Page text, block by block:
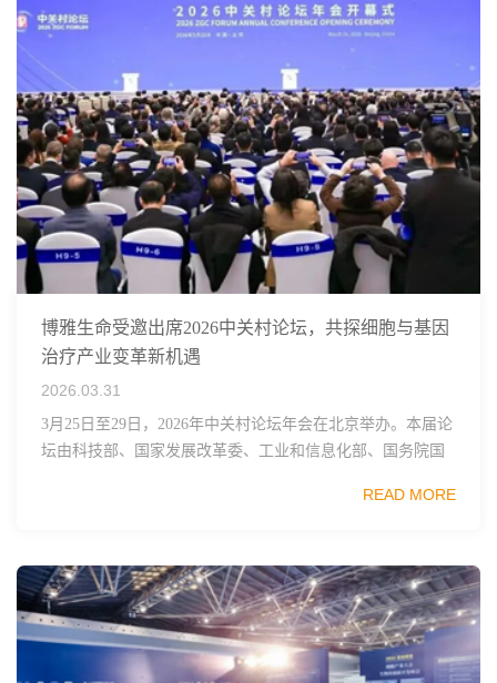
博雅生命受邀出席2026中关村论坛，共探细胞与基因
治疗产业变革新机遇
2026.03.31
3月25日至29日，2026年中关村论坛年会在北京举办。本届论
坛由科技部、国家发展改革委、工业和信息化部、国务院国
READ MORE